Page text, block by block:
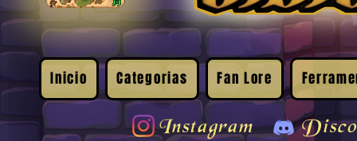
Inicio Categorias Fan Lore
Instagram